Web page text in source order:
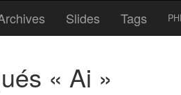
Slides Tags
« Ai »